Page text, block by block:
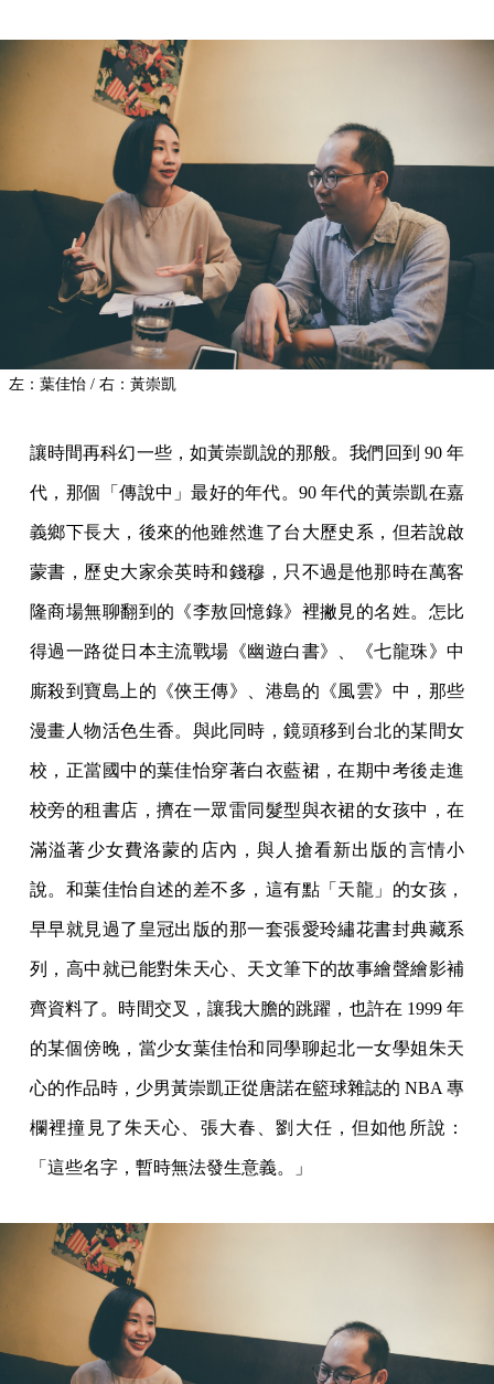
左：葉佳怡 / 右：黃崇凱
讓時間再科幻一些，如黃崇凱說的那般。我們回到 90 年
代，那個「傳說中」最好的年代。90 年代的黃崇凱在嘉
義鄉下長大，後來的他雖然進了台大歷史系，但若說啟
蒙書，歷史大家余英時和錢穆，只不過是他那時在萬客
隆商場無聊翻到的《李敖回憶錄》裡撇見的名姓。怎比
得過一路從日本主流戰場《幽遊白書》、《七龍珠》中
廝殺到寶島上的《俠王傳》、港島的《風雲》中，那些
漫畫人物活色生香。與此同時，鏡頭移到台北的某間女
校，正當國中的葉佳怡穿著白衣藍裙，在期中考後走進
校旁的租書店，擠在一眾雷同髮型與衣裙的女孩中，在
滿溢著少女費洛蒙的店內，與人搶看新出版的言情小
說。和葉佳怡自述的差不多，這有點「天龍」的女孩，
早早就見過了皇冠出版的那一套張愛玲繡花書封典藏系
列，高中就已能對朱天心、天文筆下的故事繪聲繪影補
齊資料了。時間交叉，讓我大膽的跳躍，也許在 1999 年
的某個傍晚，當少女葉佳怡和同學聊起北一女學姐朱天
心的作品時，少男黃崇凱正從唐諾在籃球雜誌的 NBA 專
欄裡撞見了朱天心、張大春、劉大任，但如他所說：
「這些名字，暫時無法發生意義。」